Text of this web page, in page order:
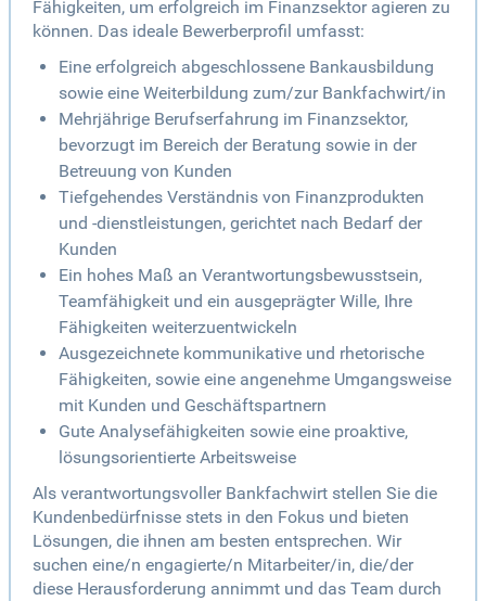
Fähigkeiten, um erfolgreich im Finanzsektor agieren zu
können. Das ideale Bewerberprofil umfasst:
Eine erfolgreich abgeschlossene Bankausbildung
sowie eine Weiterbildung zum/zur Bankfachwirt/in
Mehrjährige Berufserfahrung im Finanzsektor,
bevorzugt im Bereich der Beratung sowie in der
Betreuung von Kunden
Tiefgehendes Verständnis von Finanzprodukten
und -dienstleistungen, gerichtet nach Bedarf der
Kunden
Ein hohes Maß an Verantwortungsbewusstsein,
Teamfähigkeit und ein ausgeprägter Wille, Ihre
Fähigkeiten weiterzuentwickeln
Ausgezeichnete kommunikative und rhetorische
Fähigkeiten, sowie eine angenehme Umgangsweise
mit Kunden und Geschäftspartnern
Gute Analysefähigkeiten sowie eine proaktive,
lösungsorientierte Arbeitsweise
Als verantwortungsvoller Bankfachwirt stellen Sie die
Kundenbedürfnisse stets in den Fokus und bieten
Lösungen, die ihnen am besten entsprechen. Wir
suchen eine/n engagierte/n Mitarbeiter/in, die/der
diese Herausforderung annimmt und das Team durch